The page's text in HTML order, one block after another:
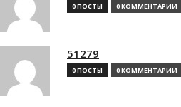
0 ПОСТЫ 0 КОММЕНТАРИИ
51279
0 ПОСТЫ 0 КОММЕНТАРИИ